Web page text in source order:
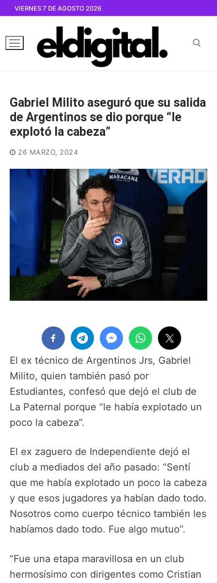
contenido
VIERNES 7 DE AGOSTO 2026
Gabriel Milito aseguró que su salida
de Argentinos se dio porque “le
explotó la cabeza”
26 MARZO, 2024
El ex técnico de Argentinos Jrs, Gabriel
Milito, quien también pasó por
Estudiantes, confesó que dejó el club de
La Paternal porque “le había explotado un
poco la cabeza”.
El ex zaguero de Independiente dejó el
club a mediados del año pasado: “Sentí
que me había explotado un poco la cabeza
y que esos jugadores ya habían dado todo.
Nosotros como cuerpo técnico también les
habíamos dado todo. Fue algo mutuo”.
“Fue una etapa maravillosa en un club
hermosísimo con dirigentes como Cristian